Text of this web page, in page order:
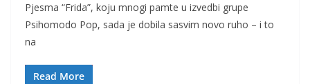
Pjesma “Frida”, koju mnogi pamte u izvedbi grupe
Psihomodo Pop, sada je dobila sasvim novo ruho – i to
na
Read More